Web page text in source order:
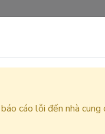
LIÊN HỆ
cáo lỗi đến nhà cung